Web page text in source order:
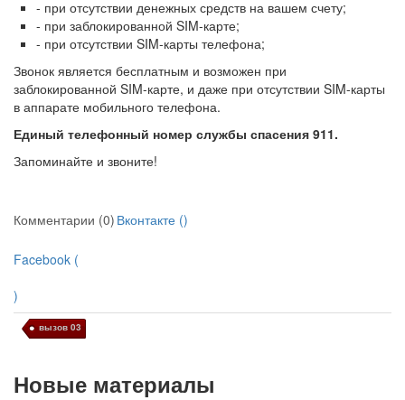
- при отсутствии денежных средств на вашем счету;
- при заблокированной SIM-карте;
- при отсутствии SIM-карты телефона;
Звонок является бесплатным и возможен при
заблокированной SIM-карте, и даже при отсутствии SIM-карты
в аппарате мобильного телефона.
Единый телефонный номер службы спасения 911.
Запоминайте и звоните!
Комментарии (0) Вконтакте ()
Facebook (
)
вызов 03
Новые материалы